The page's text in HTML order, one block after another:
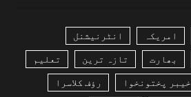
امریکہ انٹرنیشنل
بھارت تازہ ترین تعلیم
خیبر پختونخوا رؤف کلاسرا